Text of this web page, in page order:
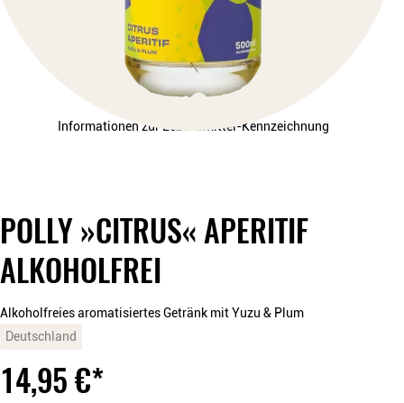
Informationen zur Lebensmittel-Kennzeichnung
POLLY »CITRUS« APERITIF
ALKOHOLFREI
Alkoholfreies aromatisiertes Getränk mit Yuzu & Plum
Deutschland
14,95€*